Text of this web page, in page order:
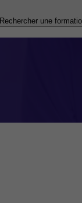
Rechercher une